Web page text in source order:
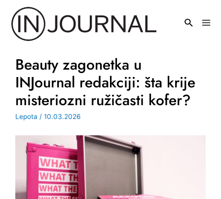
sadržaj
Beauty zagonetka u
INJournal redakciji: šta krije
misteriozni ružičasti kofer?
Lepota /10.03.2026